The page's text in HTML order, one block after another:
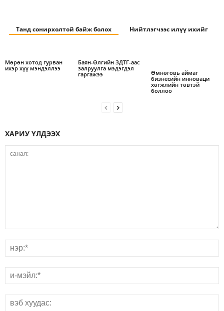
Танд сонирхолтой байж болох Нийтлэгчээс илүү ихийг
Мөрөн хотод гурван
ихэр хүү мэндэллээ
Баян-Өлгийн ЗДТГ-аас
залруулга мэдэгдэл
гаргажээ
Өмнөговь аймаг
бизнесийн инноваци
хөгжлийн төвтэй
боллоо
ХАРИУ ҮЛДЭЭХ